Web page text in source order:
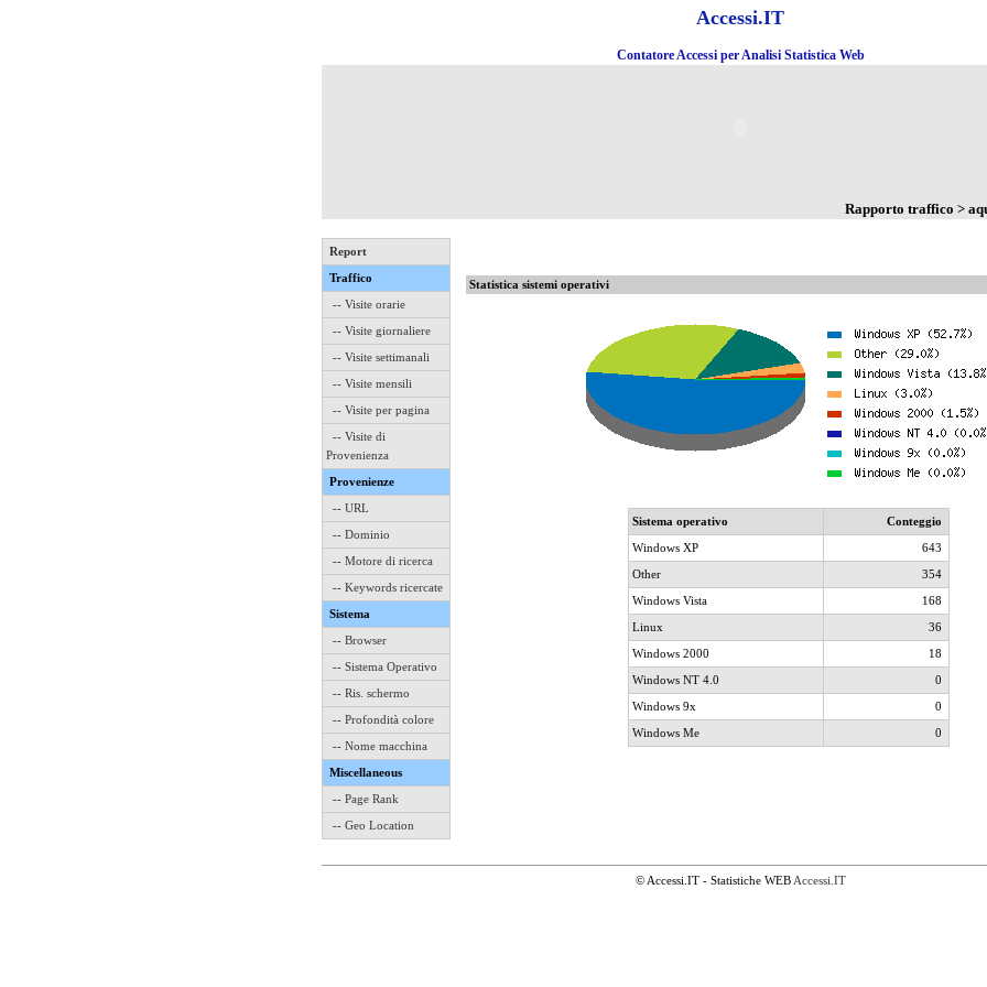
Accessi.IT
Contatore Accessi per Analisi Statistica Web
Rapporto traffico >
Report
Traffico
-- Visite orarie
-- Visite giornaliere
-- Visite settimanali
-- Visite mensili
-- Visite per pagina
-- Visite di
Provenienza
Provenienze
-- URL
-- Dominio
-- Motore di ricerca
-- Keywords ricercate
Sistema
-- Browser
-- Sistema Operativo
-- Ris. schermo
-- Profondità colore
-- Nome macchina
Miscellaneous
-- Page Rank
-- Geo Location
Statistica sistemi operativi
Sistema operativo
Conteggio
Windows XP
643
Other
354
Windows Vista
168
Linux
36
Windows 2000
18
Windows NT 4.0
0
Windows 9x
0
Windows Me
0
© Accessi.IT - Statistiche WEB Accessi.IT